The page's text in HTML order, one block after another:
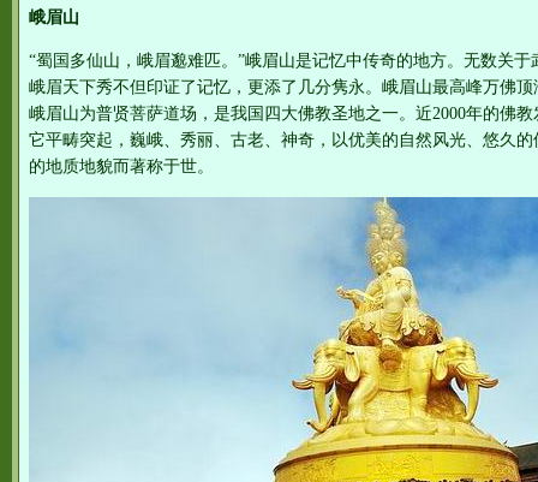
峨眉山
“蜀国多仙山，峨眉邈难匹。”峨眉山是记忆中传奇的地方。无数关
峨眉天下秀不但印证了记忆，更添了几分隽永。峨眉山最高峰万佛
峨眉山为普贤菩萨道场，是我国四大佛教圣地之一。近2000年的佛
它平畴突起，巍峨、秀丽、古老、神奇，以优美的自然风光、悠久
的地质地貌而著称于世。